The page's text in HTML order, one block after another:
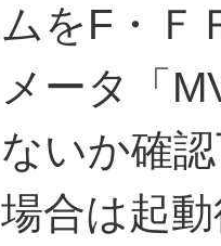
ムをF・Ｆ
メータ「
ないか確
場合は起